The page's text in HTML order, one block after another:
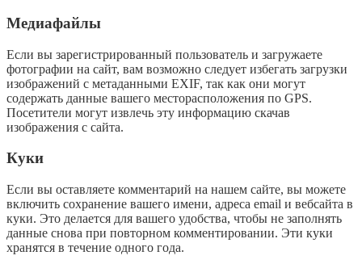
Медиафайлы
Если вы зарегистрированный пользователь и загружаете
фотографии на сайт, вам возможно следует избегать загрузки
изображений с метаданными EXIF, так как они могут
содержать данные вашего месторасположения по GPS.
Посетители могут извлечь эту информацию скачав
изображения с сайта.
Куки
Если вы оставляете комментарий на нашем сайте, вы можете
включить сохранение вашего имени, адреса email и вебсайта в
куки. Это делается для вашего удобства, чтобы не заполнять
данные снова при повторном комментировании. Эти куки
хранятся в течение одного года.